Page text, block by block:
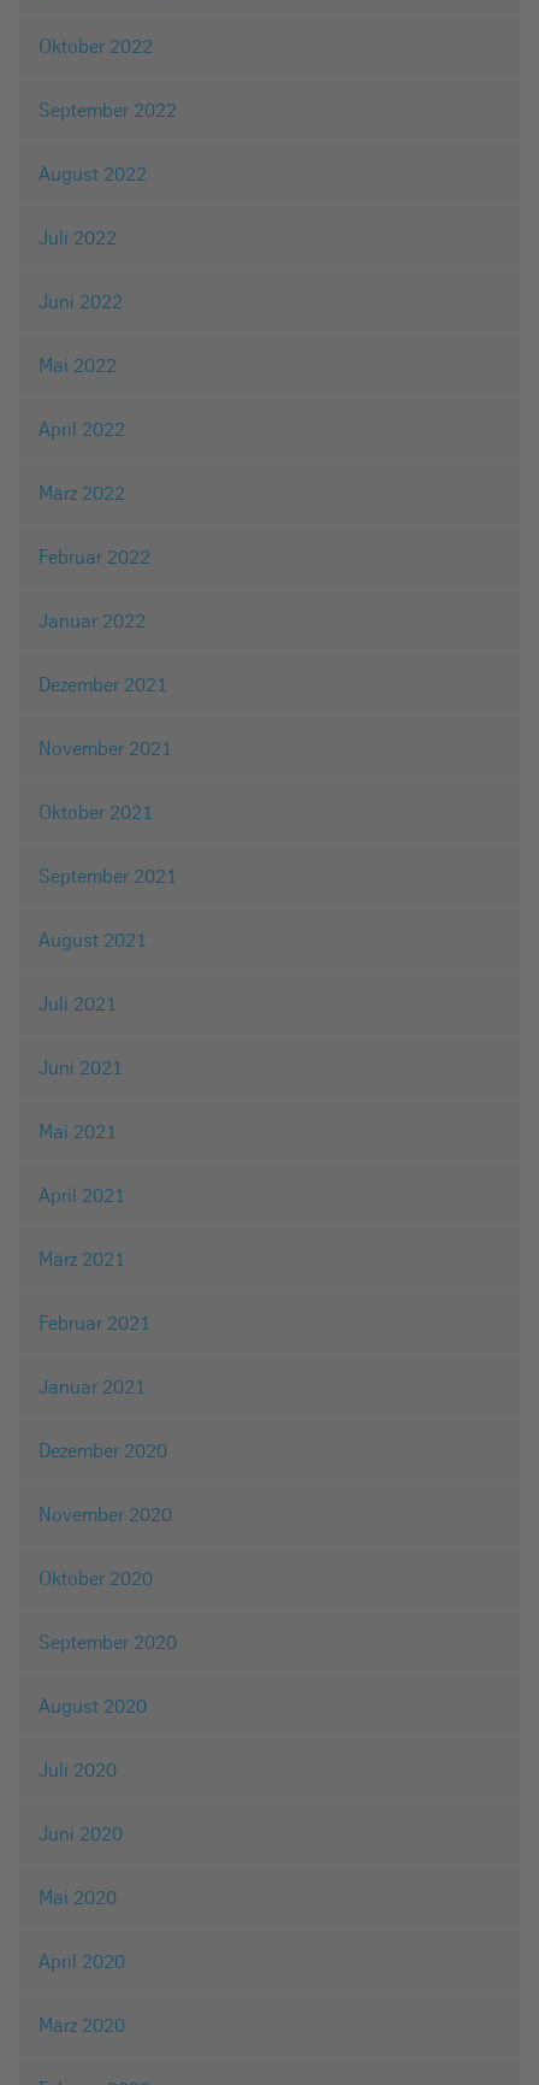
Oktober 2022
September 2022
August 2022
Juli 2022
Juni 2022
Mai 2022
April 2022
März 2022
Februar 2022
Januar 2022
Dezember 2021
November 2021
Oktober 2021
September 2021
August 2021
Juli 2021
Juni 2021
Mai 2021
April 2021
März 2021
Februar 2021
Januar 2021
Dezember 2020
November 2020
Oktober 2020
September 2020
August 2020
Juli 2020
Juni 2020
Mai 2020
April 2020
März 2020